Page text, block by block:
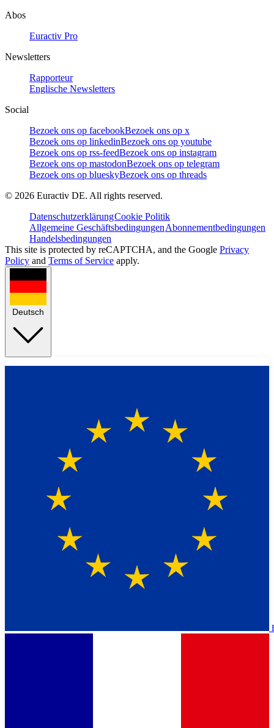
Abos
Euractiv Pro
Newsletters
Rapporteur
Englische Newsletters
Social
Bezoek ons op facebookBezoek ons op x
Bezoek ons op linkedinBezoek ons op youtube
Bezoek ons op rss-feedBezoek ons op instagram
Bezoek ons op mastodonBezoek ons op telegram
Bezoek ons op blueskyBezoek ons op threads
© 2026 Euractiv DE. All rights reserved.
DatenschutzerklärungCookie Politik
Allgemeine GeschäftsbedingungenAbonnementbedingungen
Handelsbedingungen
This site is protected by reCAPTCHA, and the Google Privacy
Policy and Terms of Service apply.
Deutsch